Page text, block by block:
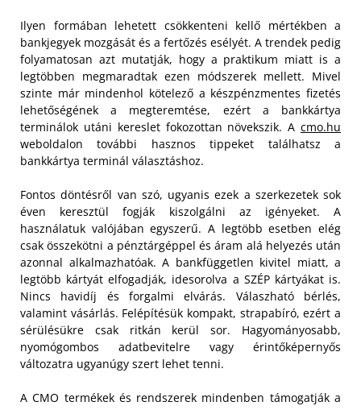
Ilyen formában lehetett csökkenteni kellő mértékben a
bankjegyek mozgását és a fertőzés esélyét. A trendek pedig
folyamatosan azt mutatják, hogy a praktikum miatt is a
legtöbben megmaradtak ezen módszerek mellett. Mivel
szinte már mindenhol kötelező a készpénzmentes fizetés
lehetőségének a megteremtése, ezért a bankkártya
terminálok utáni kereslet fokozottan növekszik. A cmo.hu
weboldalon további hasznos tippeket találhatsz a
bankkártya terminál választáshoz.
Fontos döntésről van szó, ugyanis ezek a szerkezetek sok
éven keresztül fogják kiszolgálni az igényeket. A
használatuk valójában egyszerű. A legtöbb esetben elég
csak összekötni a pénztárgéppel és áram alá helyezés után
azonnal alkalmazhatóak. A bankfüggetlen kivitel miatt, a
legtöbb kártyát elfogadják, idesorolva a SZÉP kártyákat is.
Nincs havidíj és forgalmi elvárás. Válaszható bérlés,
valamint vásárlás. Felépítésük kompakt, strapabíró, ezért a
sérülésükre csak ritkán kerül sor. Hagyományosabb,
nyomógombos adatbevitelre vagy érintőképernyős
változatra ugyanúgy szert lehet tenni.
A CMO termékek és rendszerek mindenben támogatják a